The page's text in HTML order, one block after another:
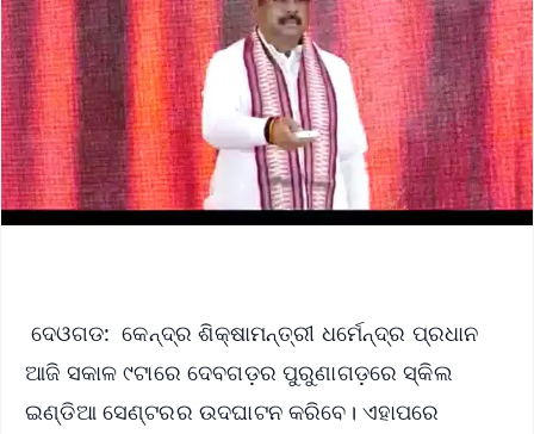
ଦେଓଗଡ: କେନ୍ଦ୍ର ଶିକ୍ଷାମନ୍ତ୍ରୀ ଧର୍ମେନ୍ଦ୍ର ପ୍ରଧାନ
ଆଜି ସକାଳ ୯ଟାରେ ଦେବଗଡ଼ର ପୁରୁଣାଗଡ଼ରେ ସ୍କିଲ
ଇଣ୍ଡିଆ ସେଣ୍ଟରର ଉଦଘାଟନ କରିବେ। ଏହାପରେ